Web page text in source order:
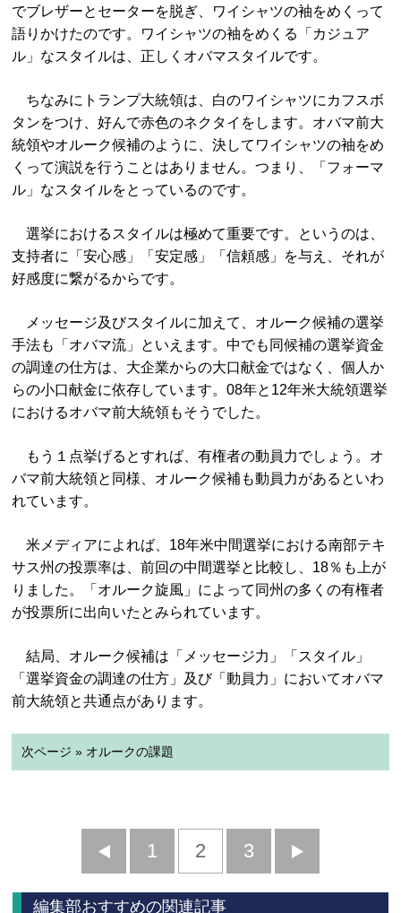
でブレザーとセーターを脱ぎ、ワイシャツの袖をめくって
語りかけたのです。ワイシャツの袖をめくる「カジュア
ル」なスタイルは、正しくオバマスタイルです。
ちなみにトランプ大統領は、白のワイシャツにカフスボ
タンをつけ、好んで赤色のネクタイをします。オバマ前大
統領やオルーク候補のように、決してワイシャツの袖をめ
くって演説を行うことはありません。つまり、「フォーマ
ル」なスタイルをとっているのです。
選挙におけるスタイルは極めて重要です。というのは、
支持者に「安心感」「安定感」「信頼感」を与え、それが
好感度に繋がるからです。
メッセージ及びスタイルに加えて、オルーク候補の選挙
手法も「オバマ流」といえます。中でも同候補の選挙資金
の調達の仕方は、大企業からの大口献金ではなく、個人か
らの小口献金に依存しています。08年と12年米大統領選挙
におけるオバマ前大統領もそうでした。
もう１点挙げるとすれば、有権者の動員力でしょう。オ
バマ前大統領と同様、オルーク候補も動員力があるといわ
れています。
米メディアによれば、18年米中間選挙における南部テキ
サス州の投票率は、前回の中間選挙と比較し、18％も上が
りました。「オルーク旋風」によって同州の多くの有権者
が投票所に出向いたとみられています。
結局、オルーク候補は「メッセージ力」「スタイル」
「選挙資金の調達の仕方」及び「動員力」においてオバマ
前大統領と共通点があります。
次ページ » オルークの課題
前
へ
1 2 3
へ
編集部おすすめの関連記事